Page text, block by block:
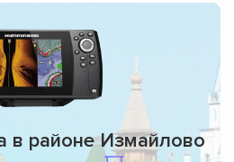
в районе Измайлово